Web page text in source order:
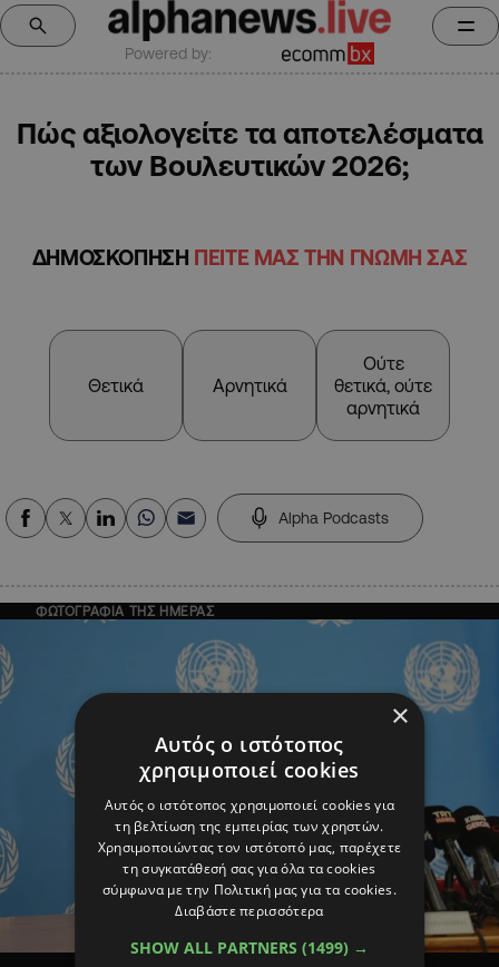
Powered by:
Πώς αξιολογείτε τα αποτελέσματα
των Βουλευτικών 2026;
ΔΗΜΟΣΚΟΠΗΣΗ ΠΕΙΤΕ ΜΑΣ ΤΗΝ ΓΝΩΜΗ ΣΑΣ
Θετικά Αρνητικά
Ούτε
θετικά, ούτε
αρνητικά
Alpha Podcasts
ΦΩΤΟΓΡΑΦΙΑ ΤΗΣ ΗΜΕΡΑΣ
×
Αυτός ο ιστότοπος
χρησιμοποιεί cookies
Αυτός ο ιστότοπος χρησιμοποιεί cookies για
τη βελτίωση της εμπειρίας των χρηστών.
Χρησιμοποιώντας τον ιστότοπό μας, παρέχετε
τη συγκατάθεσή σας για όλα τα cookies
σύμφωνα με την Πολιτική μας για τα cookies.
Διαβάστε περισσότερα
SHOW ALL PARTNERS (1499) →